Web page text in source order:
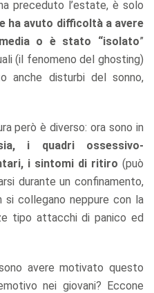
preceduto l’estate, è solo
ha avuto difficoltà a avere
o è stato “isolato”
(il fenomeno del ghosting)
anche disturbi del sonno,
però è diverso: ora sono in
i quadri ossessivo-
i sintomi di ritiro (può
durante un confinamento,
si collegano neppure con la
tipo attacchi di panico ed
avere motivato questo
nei giovani? Eccone